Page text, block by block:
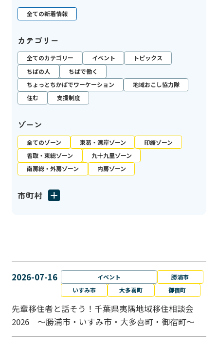
全ての新着情報
カテゴリー
全てのカテゴリー イベント
トピックス
ちばの人
ちばで働く
ちょっとちかばでワーケーション
地域おこし協力隊
住む
支援制度
ゾーン
全てのゾーン 東葛・湾岸ゾーン
印旛ゾーン
香取・東総ゾーン
九十九里ゾーン
南房総・外房ゾーン
内房ゾーン
市町村
2026-07-16 イベント
勝浦市
いすみ市
大多喜町 御宿町
先輩移住者と話そう！千葉県夷隅地域移住相談会
2026 ～勝浦市・いすみ市・大多喜町・御宿町～